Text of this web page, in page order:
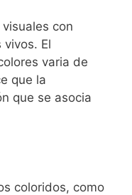
con
El
varia de
que la
que se asocia
coloridos, como